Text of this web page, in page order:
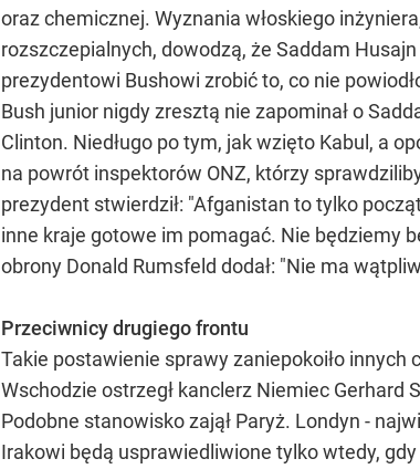
oraz chemicznej. Wyznania włoskiego
rozszczepialnych, dowodzą, że Saddam
prezydentowi Bushowi zrobić to, co nie
Bush junior nigdy zresztą nie zapominał o
Clinton. Niedługo po tym, jak wzięto Kabul, a
na powrót inspektorów ONZ, którzy
prezydent stwierdził: "Afganistan to tylko
inne kraje gotowe im pomagać. Nie będziemy
obrony Donald Rumsfeld dodał: "Nie ma
Przeciwnicy drugiego frontu
Takie postawienie sprawy zaniepokoiło
Wschodzie ostrzegł kanclerz Niemiec
Podobne stanowisko zajął Paryż. Londyn -
Irakowi będą usprawiedliwione tylko wtedy,